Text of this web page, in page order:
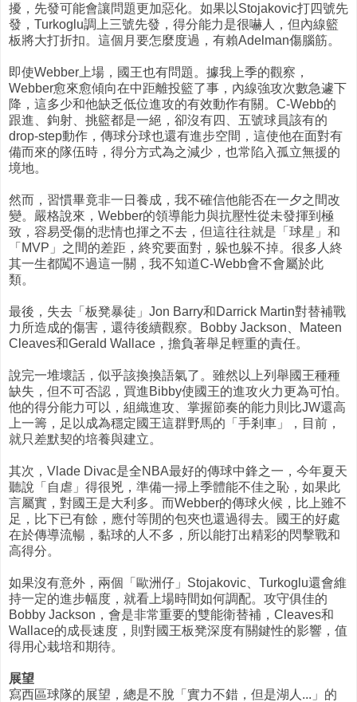
擾，先發可能會讓問題更加惡化。如果以Stojakovic打四號先
發，Turkoglu調上三號先發，得分能力是很嚇人，但內線籃
板將大打折扣。這個月要怎麼度過，有賴Adelman傷腦筋。
即使Webber上場，國王也有問題。據我上季的觀察，
Webber愈來愈傾向在中距離投籃了事，內線強攻次數急遽下
降，這多少和他缺乏低位進攻的有效動作有關。C-Webb的
跟進、鉤射、挑籃都是一絕，卻沒有四、五號球員該有的
drop-step動作，傳球分球也還有進步空間，這使他在面對有
備而來的隊伍時，得分方式為之減少，也常陷入孤立無援的
境地。
然而，習慣畢竟非一日養成，我不確信他能否在一夕之間改
變。嚴格說來，Webber的領導能力與抗壓性從未發揮到極
致，容易受傷的悲情也揮之不去，但這往往就是「球星」和
「MVP」之間的差距，終究要面對，躲也躲不掉。很多人終
其一生都闖不過這一關，我不知道C-Webb會不會屬於此
類。
最後，失去「板凳暴徒」Jon Barry和Darrick Martin對替補戰
力所造成的傷害，還待後續觀察。Bobby Jackson、Mateen
Cleaves和Gerald Wallace，擔負著舉足輕重的責任。
說完一堆壞話，似乎該換換語氣了。雖然以上列舉國王種種
缺失，但不可否認，買進Bibby使國王的進攻火力更為可怕。
他的得分能力可以，組織進攻、掌握節奏的能力則比JW還高
上一籌，足以成為穩定國王這群野馬的「手剎車」，目前，
就只差默契的培養與建立。
其次，Vlade Divac是全NBA最好的傳球中鋒之一，今年夏天
聽說「自虐」得很兇，準備一掃上季體能不佳之恥，如果此
言屬實，對國王是大利多。而Webber的傳球火候，比上雖不
足，比下已有餘，應付等閒的包夾也還過得去。國王的好處
在於傳導流暢，黏球的人不多，所以能打出精彩的閃擊戰和
高得分。
如果沒有意外，兩個「歐洲仔」Stojakovic、Turkoglu還會維
持一定的進步幅度，就看上場時間如何調配。攻守俱佳的
Bobby Jackson，會是非常重要的雙能衛替補，Cleaves和
Wallace的成長速度，則對國王板凳深度有關鍵性的影響，值
得用心栽培和期待。
展望
寫西區球隊的展望，總是不脫「實力不錯，但是湖人...」的